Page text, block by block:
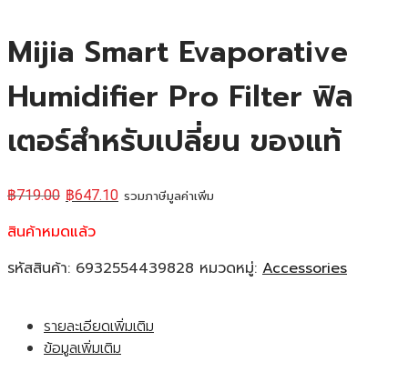
Mijia Smart Evaporative
Humidifier Pro Filter ฟิล
เตอร์สำหรับเปลี่ยน ของแท้
฿719.00 ฿647.10 รวมภาษีมูลค่าเพิ่ม
สินค้าหมดแล้ว
รหัสสินค้า: 6932554439828 หมวดหมู่: Accessories
รายละเอียดเพิ่มเติม
ข้อมูลเพิ่มเติม